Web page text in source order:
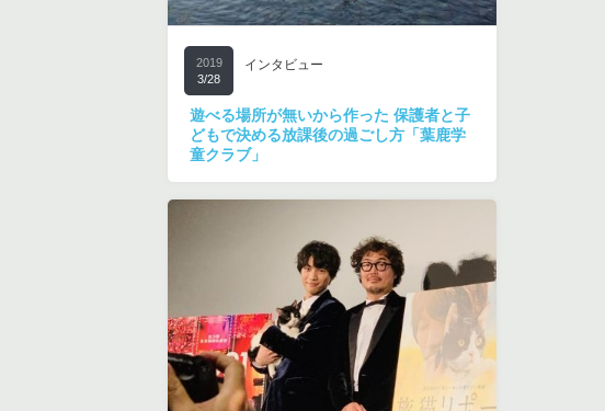
2019
3/28
インタビュー
遊べる場所が無いから作った 保護者と子
どもで決める放課後の過ごし方「葉鹿学
童クラブ」